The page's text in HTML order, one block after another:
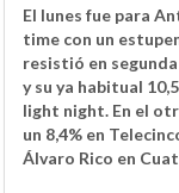
El lunes fue para
time con un
resistió en
y su ya habitual
light night. En el
un 8,4% en
Álvaro Rico en